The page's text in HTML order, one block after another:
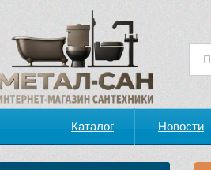
Каталог Новости